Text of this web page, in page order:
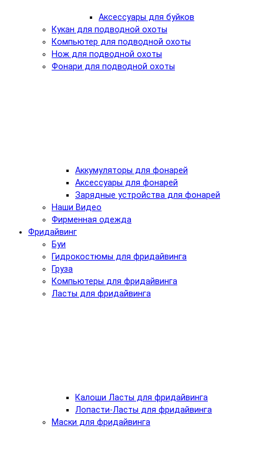
Аксессуары для буйков
Кукан для подводной охоты
Компьютер для подводной охоты
Нож для подводной охоты
Фонари для подводной охоты
Аккумуляторы для фонарей
Аксессуары для фонарей
Зарядные устройства для фонарей
Наши Видео
Фирменная одежда
Фридайвинг
Буи
Гидрокостюмы для фридайвинга
Груза
Компьютеры для фридайвинга
Ласты для фридайвинга
Калоши Ласты для фридайвинга
Лопасти-Ласты для фридайвинга
Маски для фридайвинга